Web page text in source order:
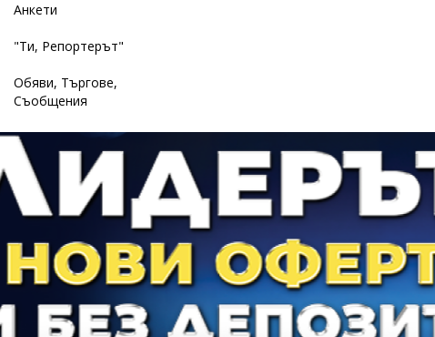
Анкети
"Ти, Репортерът"
Обяви, Търгове,
Съобщения